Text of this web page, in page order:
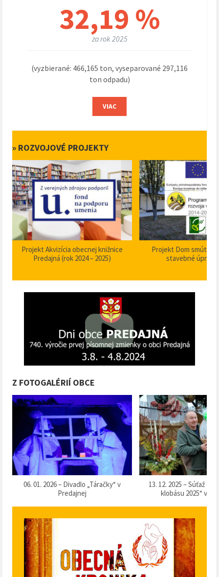
32,19 %
za rok 2025
(vyzbierané: 466,165 ton, vyseparované 297,116
ton odpadu)
VIAC
» ROZVOJOVÉ PROJEKTY
Projekt Akvizícia obecnej knižnice
Predajná (rok 2024 – 2025)
Projekt Dom smútku
stavebné úpravy
Z FOTOGALÉRIÍ OBCE
06. 01. 2026 – Divadlo „Táračky“ v
Predajnej
13. 12. 2025 – Súťaž o
klobásu 2025“ v